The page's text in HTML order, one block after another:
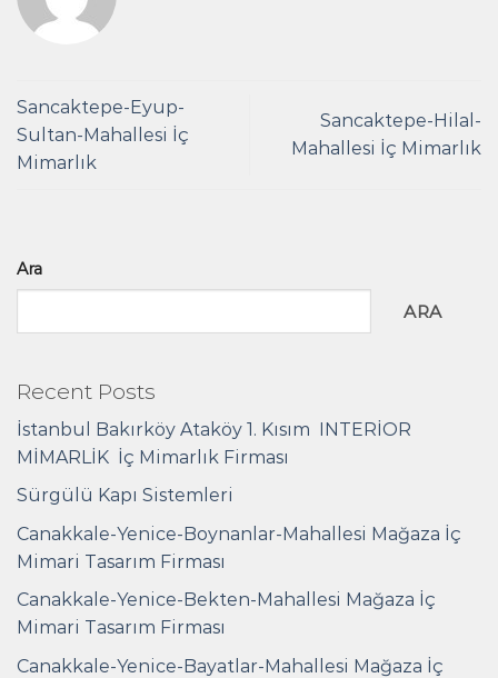
Sancaktepe-Eyup-
Sultan-Mahallesi İç
Mimarlık
Sancaktepe-Hilal-
Mahallesi İç Mimarlık
Ara
ARA
Recent Posts
İstanbul Bakırköy Ataköy 1. Kısım INTERİOR
MİMARLİK İç Mimarlık Firması
Sürgülü Kapı Sistemleri
Canakkale-Yenice-Boynanlar-Mahallesi Mağaza İç
Mimari Tasarım Firması
Canakkale-Yenice-Bekten-Mahallesi Mağaza İç
Mimari Tasarım Firması
Canakkale-Yenice-Bayatlar-Mahallesi Mağaza İç